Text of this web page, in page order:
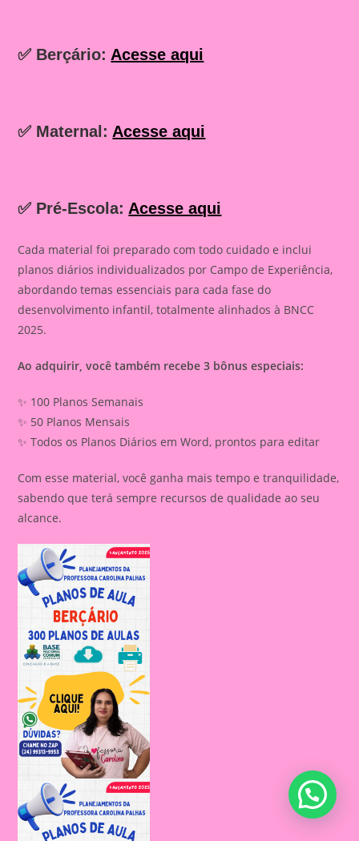
✅ Berçário: Acesse aqui
✅ Maternal: Acesse aqui
✅ Pré-Escola: Acesse aqui
Cada material foi preparado com todo cuidado e inclui
planos diários individualizados por Campo de Experiência,
abordando temas essenciais para cada fase do
desenvolvimento infantil, totalmente alinhados à BNCC
2025.
Ao adquirir, você também recebe 3 bônus especiais:
✨ 100 Planos Semanais
✨ 50 Planos Mensais
✨ Todos os Planos Diários em Word, prontos para editar
Com esse material, você ganha mais tempo e tranquilidade,
sabendo que terá sempre recursos de qualidade ao seu
alcance.